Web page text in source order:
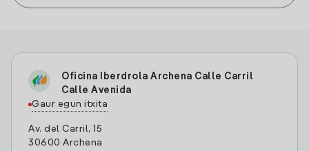
Oficina Iberdrola Archena Calle Carril
Calle Avenida
Gaur egun itxita
Av. del Carril, 15
30600 Archena